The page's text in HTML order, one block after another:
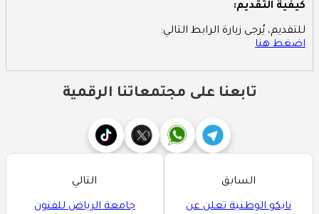
كيفية التقديم:
للتقديم، يُرجى زيارة الرابط التالي:
اضغط هنا
تابعنا على مجتمعاتنا الرقمية
السابق
نابكو الوطنية تعلن عن
التالي
جامعة الرياض للفنون